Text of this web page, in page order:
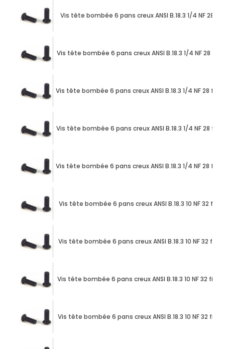
Vis tête bombée 6 pans creux ANSI B.18.3 1/4 NF 28
Vis tête bombée 6 pans creux ANSI B.18.3 1/4 NF 28
Vis tête bombée 6 pans creux ANSI B.18.3 1/4 NF 28
Vis tête bombée 6 pans creux ANSI B.18.3 1/4 NF 28
Vis tête bombée 6 pans creux ANSI B.18.3 1/4 NF 28
Vis tête bombée 6 pans creux ANSI B.18.3 10 NF 32
Vis tête bombée 6 pans creux ANSI B.18.3 10 NF 32
Vis tête bombée 6 pans creux ANSI B.18.3 10 NF 32
Vis tête bombée 6 pans creux ANSI B.18.3 10 NF 32